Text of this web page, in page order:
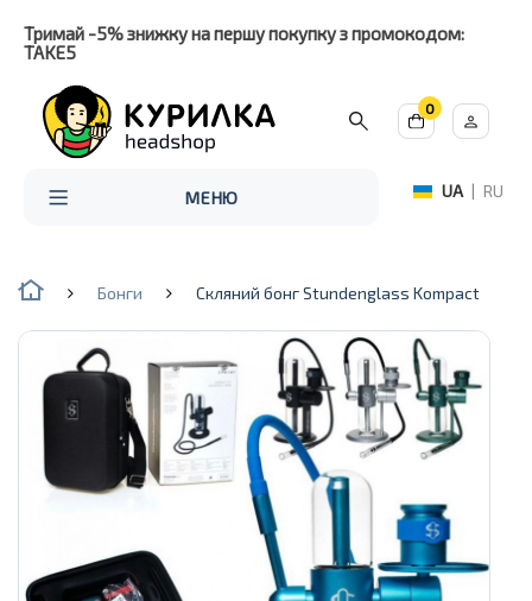
Тримай -5% знижку на першу покупку з промокодом:
TAKE5
0
МЕНЮ UA | RU
Бонги Скляний бонг Stundenglass Kompact